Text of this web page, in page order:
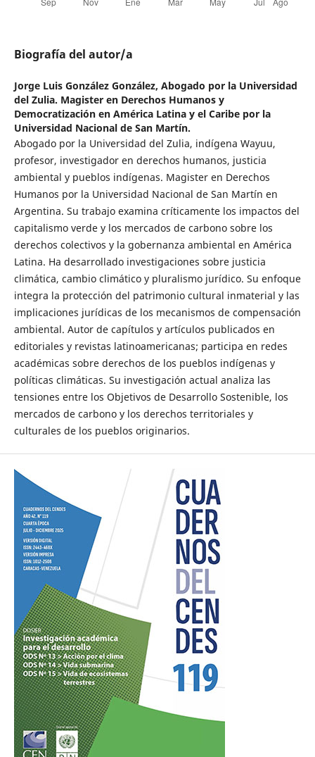
Biografía del autor/a
Jorge Luis González González, Abogado por la Universidad
del Zulia. Magister en Derechos Humanos y
Democratización en América Latina y el Caribe por la
Universidad Nacional de San Martín.
Abogado por la Universidad del Zulia, indígena Wayuu,
profesor, investigador en derechos humanos, justicia
ambiental y pueblos indígenas. Magister en Derechos
Humanos por la Universidad Nacional de San Martín en
Argentina. Su trabajo examina críticamente los impactos del
capitalismo verde y los mercados de carbono sobre los
derechos colectivos y la gobernanza ambiental en América
Latina. Ha desarrollado investigaciones sobre justicia
climática, cambio climático y pluralismo jurídico. Su enfoque
integra la protección del patrimonio cultural inmaterial y las
implicaciones jurídicas de los mecanismos de compensación
ambiental. Autor de capítulos y artículos publicados en
editoriales y revistas latinoamericanas; participa en redes
académicas sobre derechos de los pueblos indígenas y
políticas climáticas. Su investigación actual analiza las
tensiones entre los Objetivos de Desarrollo Sostenible, los
mercados de carbono y los derechos territoriales y
culturales de los pueblos originarios.